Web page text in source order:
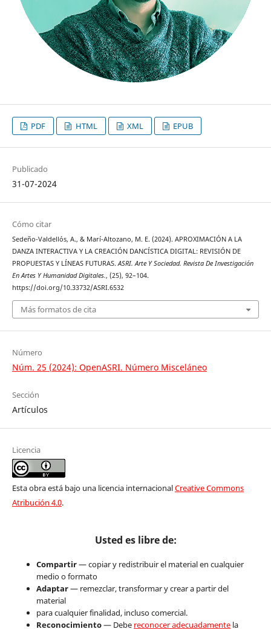
PDF HTML XML EPUB
Publicado
31-07-2024
Cómo citar
Sedeño-Valdellós, A., & Marí-Altozano, M. E. (2024). APROXIMACIÓN A LA
DANZA INTERACTIVA Y LA CREACIÓN DANCÍSTICA DIGITAL: REVISIÓN DE
PROPUESTAS Y LÍNEAS FUTURAS.ASRI. Arte Y Sociedad. Revista De Investigación
En Artes Y Humanidad Digitales., (25), 92–104.
https://doi.org/10.33732/ASRI.6532
Más formatos de cita
Número
Núm. 25 (2024): OpenASRI. Número Misceláneo
Sección
Artículos
Licencia
Esta obra está bajo una licencia internacionalCreative Commons
Atribución 4.0.
Usted es libre de:
Compartir— copiar y redistribuir el material en cualquier
medio o formato
Adaptar— remezclar, transformar y crear a partir del
material
para cualquier finalidad, incluso comercial.
Reconocimiento— Debe reconocer adecuadamentela